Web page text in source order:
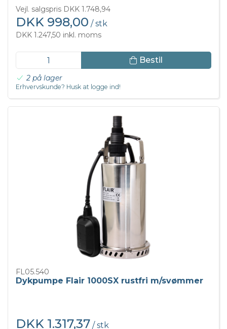
Vejl. salgspris DKK 1.748,94
DKK 998,00 / stk
DKK 1.247,50 inkl. moms
Bestil
2 på lager
Erhvervskunde? Husk at logge ind!
FL05.540
Dykpumpe Flair 1000SX rustfri m/svømmer
DKK 1.317,37 / stk